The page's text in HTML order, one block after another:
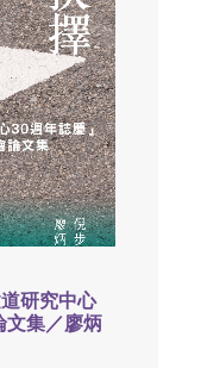
研究中心
文集／廖炳